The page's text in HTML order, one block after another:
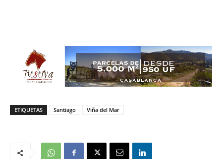
ETIQUETAS Santiago Viña del Mar